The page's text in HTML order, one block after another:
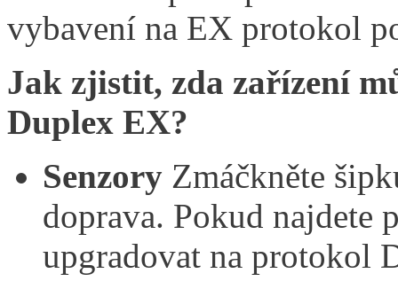
vybavení na EX protokol
Jak zjistit, zda zařízení
Duplex EX?
Senzory Zmáčkněte
doprava. Pokud najdete
upgradovat na protokol